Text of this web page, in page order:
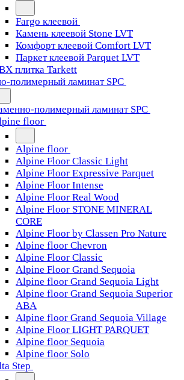
Fargo клеевой
Камень клеевой Stone LVT
Комфорт клеевой Comfort LVT
Паркет клеевой Parquet LVT
плитка Tarkett
полимерный ламинат SPC
полимерный ламинат SPC
floor
Alpine floor
Alpine Floor Classic Light
Alpine Floor Expressive Parquet
Alpine Floor Intense
Alpine Floor Real Wood
Alpine Floor STONE MINERAL
CORE
Alpine Floor by Classen Pro Nature
Alpine floor Chevron
Alpine Floor Classic
Alpine Floor Grand Sequoia
Alpine floor Grand Sequoia Light
Alpine floor Grand Sequoia Superior
ABA
Alpine floor Grand Sequoia Village
Alpine Floor LIGHT PARQUET
Alpine floor Sequoia
Alpine floor Solo
Step